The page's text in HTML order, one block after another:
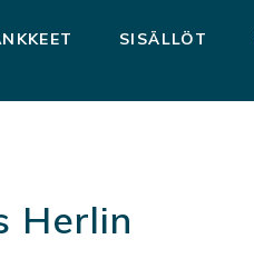
SISÄLLÖT
Herlin